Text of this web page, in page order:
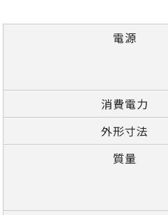
電源
消費電力
外形寸法
質量